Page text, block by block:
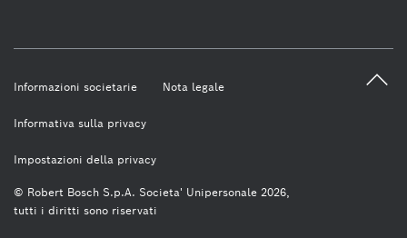
© Robert Bosch S.p.A. Societa' Unipersonale 2026,
tutti i diritti sono riservati
Informazioni societarie Nota legale
Informativa sulla privacy
Impostazioni della privacy